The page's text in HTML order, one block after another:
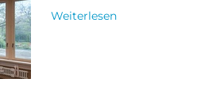
Weiterlesen